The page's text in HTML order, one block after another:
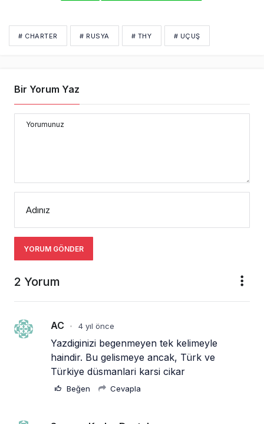
# CHARTER # RUSYA # THY # UÇUŞ
Bir Yorum Yaz
Yorumunuz
Adınız
YORUM GÖNDER
2 Yorum
AC • 4 yıl önce
Yazdiginizi begenmeyen tek kelimeyle
haindir. Bu gelismeye ancak, Türk ve
Türkiye düsmanlari karsi cikar
Beğen Cevapla